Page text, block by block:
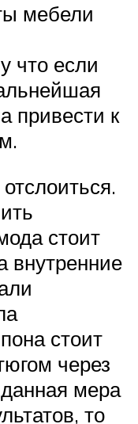
мебели
что если
привести к
стоит
внутренние
стоит
через
мера
то